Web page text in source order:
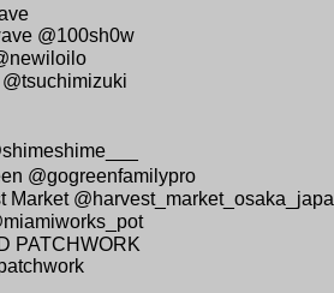
@100sh0w
@tsuchimizuki
@gogreenfamilypro
Market
PATCHWORK